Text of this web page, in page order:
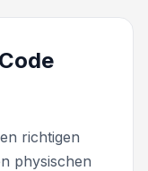
richtigen
physischen